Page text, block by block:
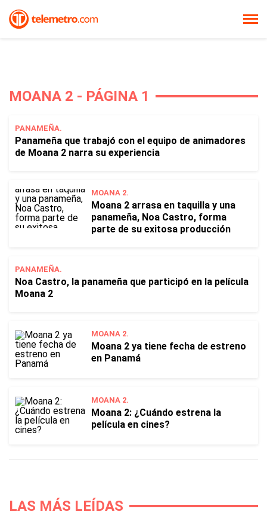
MOANA 2 - PÁGINA 1
PANAMEÑA.
Panameña que trabajó con el equipo de animadores
de Moana 2 narra su experiencia
MOANA 2.
Moana 2 arrasa en taquilla y una
panameña, Noa Castro, forma
parte de su exitosa producción
PANAMEÑA.
Noa Castro, la panameña que participó en la película
Moana 2
MOANA 2.
Moana 2 ya tiene fecha de estreno
en Panamá
MOANA 2.
Moana 2: ¿Cuándo estrena la
película en cines?
LAS MÁS LEÍDAS